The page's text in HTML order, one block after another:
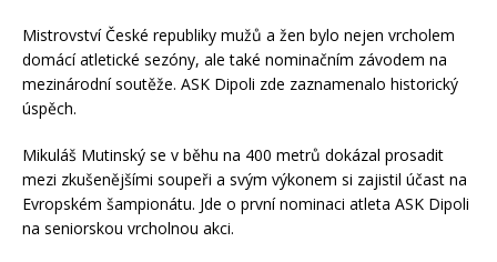
Mistrovství České republiky mužů a žen bylo nejen vrcholem
domácí atletické sezóny, ale také nominačním závodem na
mezinárodní soutěže. ASK Dipoli zde zaznamenalo historický
úspěch.
Mikuláš Mutinský se v běhu na 400 metrů dokázal prosadit
mezi zkušenějšími soupeři a svým výkonem si zajistil účast na
Evropském šampionátu. Jde o první nominaci atleta ASK Dipoli
na seniorskou vrcholnou akci.